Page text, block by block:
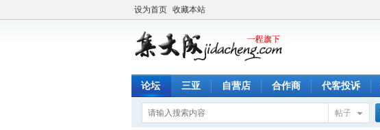
设为首页 收藏本站
论坛 三亚 自营店 合作商 代客投诉
帖子